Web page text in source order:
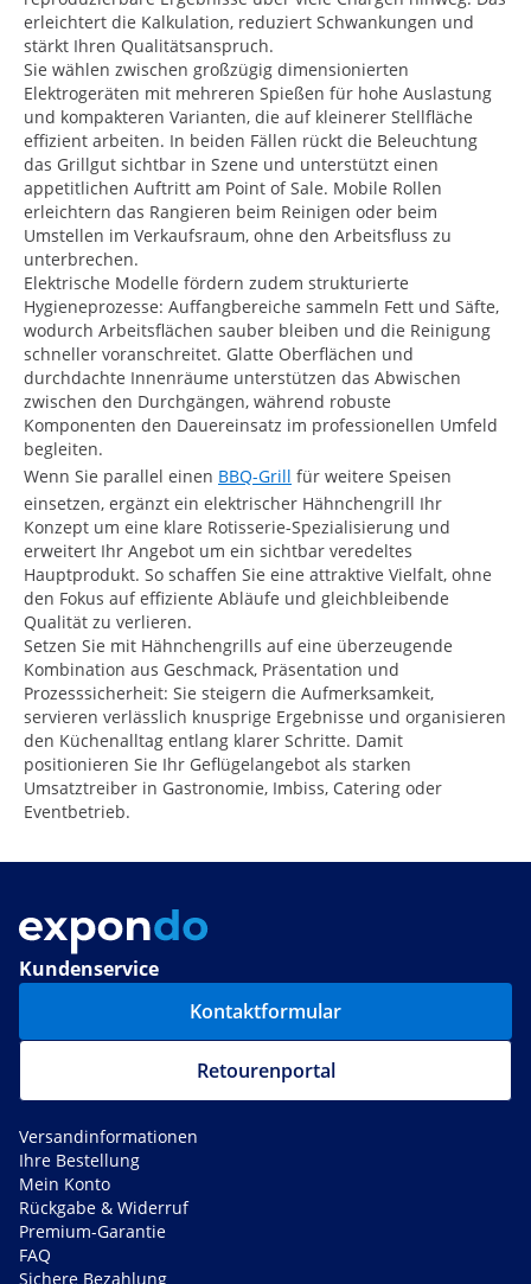
erleichtert die Kalkulation, reduziert Schwankungen und
stärkt Ihren Qualitätsanspruch.
Sie wählen zwischen großzügig dimensionierten
Elektrogeräten mit mehreren Spießen für hohe Auslastung
und kompakteren Varianten, die auf kleinerer Stellfläche
effizient arbeiten. In beiden Fällen rückt die Beleuchtung
das Grillgut sichtbar in Szene und unterstützt einen
appetitlichen Auftritt am Point of Sale. Mobile Rollen
erleichtern das Rangieren beim Reinigen oder beim
Umstellen im Verkaufsraum, ohne den Arbeitsfluss zu
unterbrechen.
Elektrische Modelle fördern zudem strukturierte
Hygieneprozesse: Auffangbereiche sammeln Fett und Säfte,
wodurch Arbeitsflächen sauber bleiben und die Reinigung
schneller voranschreitet. Glatte Oberflächen und
durchdachte Innenräume unterstützen das Abwischen
zwischen den Durchgängen, während robuste
Komponenten den Dauereinsatz im professionellen Umfeld
begleiten.
Wenn Sie parallel einen BBQ-Grill für weitere Speisen
einsetzen, ergänzt ein elektrischer Hähnchengrill Ihr
Konzept um eine klare Rotisserie-Spezialisierung und
erweitert Ihr Angebot um ein sichtbar veredeltes
Hauptprodukt. So schaffen Sie eine attraktive Vielfalt, ohne
den Fokus auf effiziente Abläufe und gleichbleibende
Qualität zu verlieren.
Setzen Sie mit Hähnchengrills auf eine überzeugende
Kombination aus Geschmack, Präsentation und
Prozesssicherheit: Sie steigern die Aufmerksamkeit,
servieren verlässlich knusprige Ergebnisse und organisieren
den Küchenalltag entlang klarer Schritte. Damit
positionieren Sie Ihr Geflügelangebot als starken
Umsatztreiber in Gastronomie, Imbiss, Catering oder
Eventbetrieb.
Kundenservice
Kontaktformular
Retourenportal
Versandinformationen
Ihre Bestellung
Mein Konto
Rückgabe & Widerruf
Premium-Garantie
FAQ
Sichere Bezahlung